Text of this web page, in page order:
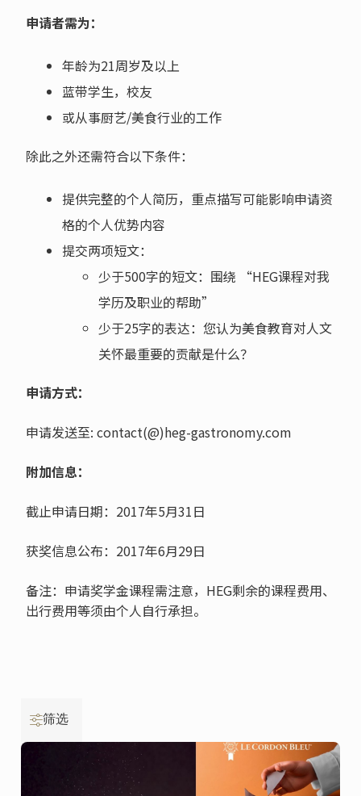
申请者需为：
年龄为21周岁及以上
蓝带学生，校友
或从事厨艺/美食行业的工作
除此之外还需符合以下条件：
提供完整的个人简历，重点描写可能影响申请资
格的个人优势内容
提交两项短文：
少于500字的短文：围绕 “HEG课程对我
学历及职业的帮助”
少于25字的表达：您认为美食教育对人文
关怀最重要的贡献是什么？
申请方式：
申请发送至: contact(@)heg-gastronomy.com
附加信息：
截止申请日期：2017年5月31日
获奖信息公布：2017年6月29日
备注：申请奖学金课程需注意，HEG剩余的课程费用、
出行费用等须由个人自行承担。
筛选